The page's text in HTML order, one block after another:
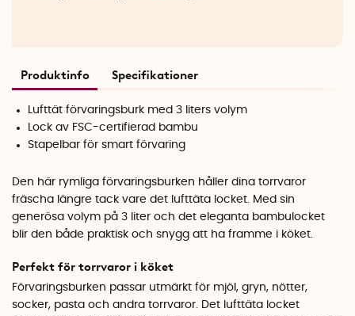
Produktinfo Specifikationer
Lufttät förvaringsburk med 3 liters volym
Lock av FSC-certifierad bambu
Stapelbar för smart förvaring
Den här rymliga förvaringsburken håller dina torrvaror
fräscha längre tack vare det lufttäta locket. Med sin
generösa volym på 3 liter och det eleganta bambulocket
blir den både praktisk och snygg att ha framme i köket.
Perfekt för torrvaror i köket
Förvaringsburken passar utmärkt för mjöl, gryn, nötter,
socker, pasta och andra torrvaror. Det lufttäta locket